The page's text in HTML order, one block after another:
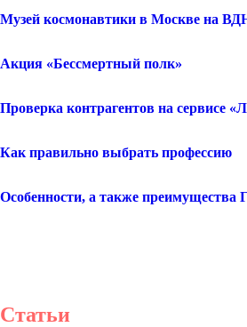
Музей космонавтики в Москве на
Акция «Бессмертный полк»
Проверка контрагентов на
Как правильно выбрать профессию
Особенности, а также преимущества
Статьи